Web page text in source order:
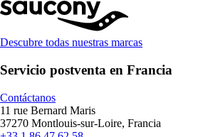
Descubre todas nuestras marcas
Servicio postventa en Francia
Contáctanos
11 rue Bernard Maris
37270 Montlouis-sur-Loire, Francia